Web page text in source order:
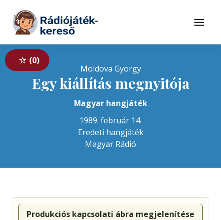
Tovább a tartalomhoz
Menü
0
Moldova György
Egy kiállítás megnyitója
Magyar hangjáték
1989. február 14.
Eredeti hangjáték
Magyar Rádió
Produkciós kapcsolati ábra megjelenítése